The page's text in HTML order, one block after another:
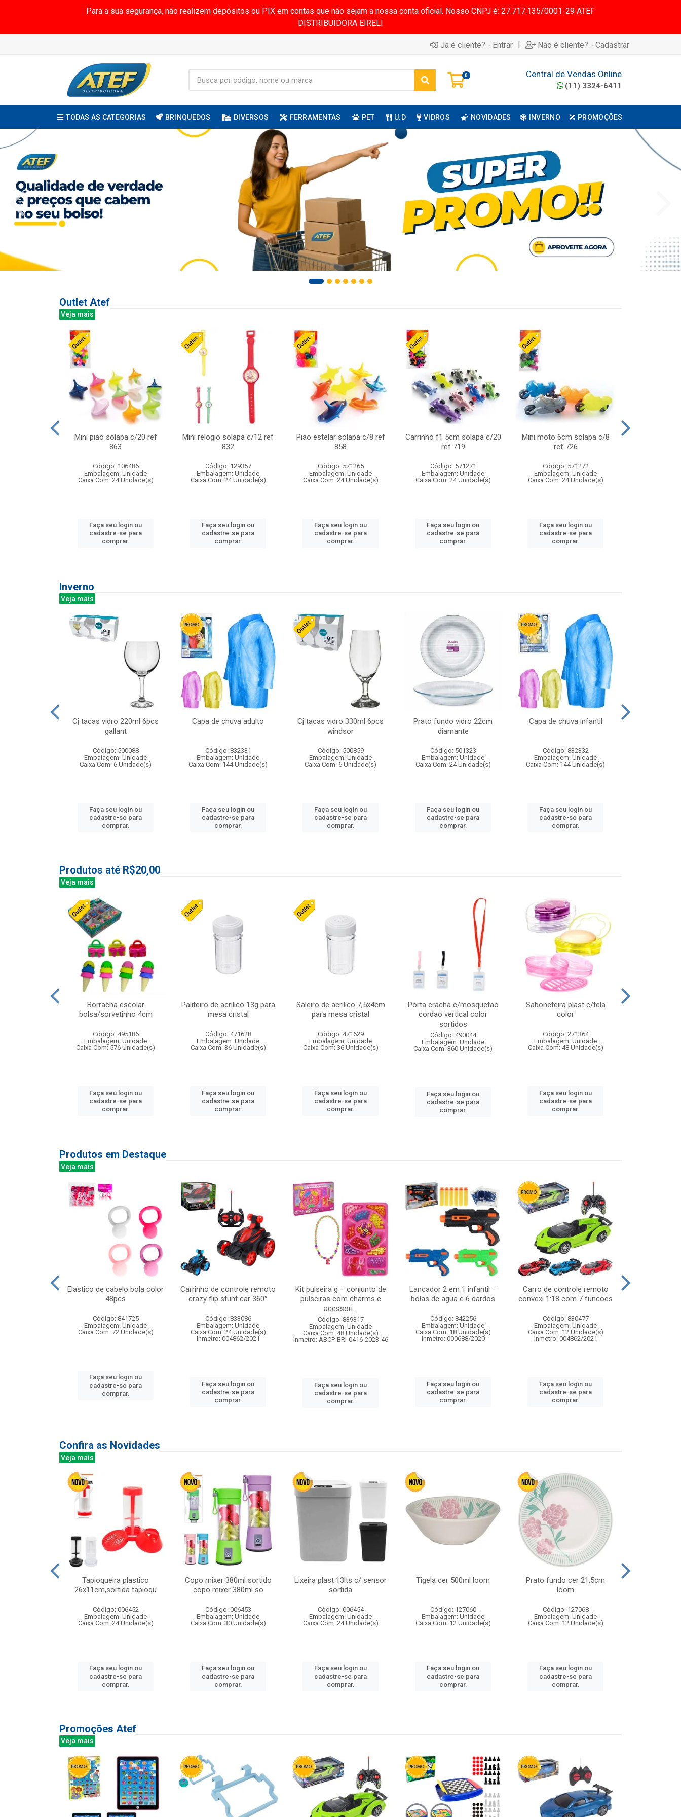
Para a sua segurança, não realizem depósitos ou PIX em contas que não sejam a nossa conta oficial. Nosso CNPJ é: 27.717.135/0001-29 ATEF
DISTRIBUIDORA EIRELI
Já é cliente? - Entrar | Não é cliente? - Cadastrar
0 Central de Vendas Online
(11) 3324-6411
TODAS AS CATEGORIAS BRINQUEDOS DIVERSOS FERRAMENTAS PET U.D VIDROS NOVIDADES INVERNO PROMOÇÕES
Outlet Atef
Veja mais
Mini piao solapa c/20 ref
863
Código: 106486
Embalagem: Unidade
Caixa Com: 24 Unidade(s)
Faça seu login ou
cadastre-se para
comprar.
Mini relogio solapa c/12 ref
832
Código: 129357
Embalagem: Unidade
Caixa Com: 24 Unidade(s)
Faça seu login ou
cadastre-se para
comprar.
Piao estelar solapa c/8 ref
858
Código: 571265
Embalagem: Unidade
Caixa Com: 24 Unidade(s)
Faça seu login ou
cadastre-se para
comprar.
Carrinho f1 5cm solapa c/20
ref 719
Código: 571271
Embalagem: Unidade
Caixa Com: 24 Unidade(s)
Faça seu login ou
cadastre-se para
comprar.
Mini moto 6cm solapa c/8
ref 726
Código: 571272
Embalagem: Unidade
Caixa Com: 24 Unidade(s)
Faça seu login ou
cadastre-se para
comprar.
Inverno
Veja mais
Cj tacas vidro 220ml 6pcs
gallant
Código: 500088
Embalagem: Unidade
Caixa Com: 6 Unidade(s)
Faça seu login ou
cadastre-se para
comprar.
Capa de chuva adulto
Código: 832331
Embalagem: Unidade
Caixa Com: 144 Unidade(s)
Faça seu login ou
cadastre-se para
comprar.
Cj tacas vidro 330ml 6pcs
windsor
Código: 500859
Embalagem: Unidade
Caixa Com: 6 Unidade(s)
Faça seu login ou
cadastre-se para
comprar.
Prato fundo vidro 22cm
diamante
Código: 501323
Embalagem: Unidade
Caixa Com: 24 Unidade(s)
Faça seu login ou
cadastre-se para
comprar.
Capa de chuva infantil
Código: 832332
Embalagem: Unidade
Caixa Com: 144 Unidade(s)
Faça seu login ou
cadastre-se para
comprar.
Produtos até R$20,00
Veja mais
Borracha escolar
bolsa/sorvetinho 4cm
Código: 495186
Embalagem: Unidade
Caixa Com: 576 Unidade(s)
Faça seu login ou
cadastre-se para
comprar.
Paliteiro de acrilico 13g para
mesa cristal
Código: 471628
Embalagem: Unidade
Caixa Com: 36 Unidade(s)
Faça seu login ou
cadastre-se para
comprar.
Saleiro de acrilico 7,5x4cm
para mesa cristal
Código: 471629
Embalagem: Unidade
Caixa Com: 36 Unidade(s)
Faça seu login ou
cadastre-se para
comprar.
Porta cracha c/mosquetao
cordao vertical color
sortidos
Código: 490044
Embalagem: Unidade
Caixa Com: 360 Unidade(s)
Faça seu login ou
cadastre-se para
comprar.
Saboneteira plast c/tela
color
Código: 271364
Embalagem: Unidade
Caixa Com: 48 Unidade(s)
Faça seu login ou
cadastre-se para
comprar.
Produtos em Destaque
Veja mais
Elastico de cabelo bola color
48pcs
Código: 841725
Embalagem: Unidade
Caixa Com: 72 Unidade(s)
Faça seu login ou
cadastre-se para
comprar.
Carrinho de controle remoto
crazy flip stunt car 360°
Código: 833086
Embalagem: Unidade
Caixa Com: 24 Unidade(s)
Inmetro: 004862/2021
Faça seu login ou
cadastre-se para
comprar.
Kit pulseira g – conjunto de
pulseiras com charms e
acessori...
Código: 839317
Embalagem: Unidade
Caixa Com: 48 Unidade(s)
Inmetro: ABCP-BRI-0416-2023-46
Faça seu login ou
cadastre-se para
comprar.
Lancador 2 em 1 infantil –
bolas de agua e 6 dardos
Código: 842256
Embalagem: Unidade
Caixa Com: 18 Unidade(s)
Inmetro: 000688/2020
Faça seu login ou
cadastre-se para
comprar.
Carro de controle remoto
convexi 1:18 com 7 funcoes
Código: 830477
Embalagem: Unidade
Caixa Com: 12 Unidade(s)
Inmetro: 004862/2021
Faça seu login ou
cadastre-se para
comprar.
Confira as Novidades
Veja mais
Tapioqueira plastico
26x11cm,sortida tapioqu
Código: 006452
Embalagem: Unidade
Caixa Com: 24 Unidade(s)
Faça seu login ou
cadastre-se para
comprar.
Copo mixer 380ml sortido
copo mixer 380ml so
Código: 006453
Embalagem: Unidade
Caixa Com: 30 Unidade(s)
Faça seu login ou
cadastre-se para
comprar.
Lixeira plast 13lts c/ sensor
sortida
Código: 006454
Embalagem: Unidade
Caixa Com: 24 Unidade(s)
Faça seu login ou
cadastre-se para
comprar.
Tigela cer 500ml loom
Código: 127060
Embalagem: Unidade
Caixa Com: 12 Unidade(s)
Faça seu login ou
cadastre-se para
comprar.
Prato fundo cer 21,5cm
loom
Código: 127068
Embalagem: Unidade
Caixa Com: 12 Unidade(s)
Faça seu login ou
cadastre-se para
comprar.
Promoções Atef
Veja mais